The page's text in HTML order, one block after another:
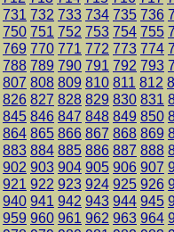
731 732 733 734 735 736
750 751 752 753 754 755
769 770 771 772 773 774
788 789 790 791 792 793
807 808 809 810 811 812
826 827 828 829 830 831
845 846 847 848 849 850
864 865 866 867 868 869
883 884 885 886 887 888
902 903 904 905 906 907
921 922 923 924 925 926
940 941 942 943 944 945
959 960 961 962 963 964